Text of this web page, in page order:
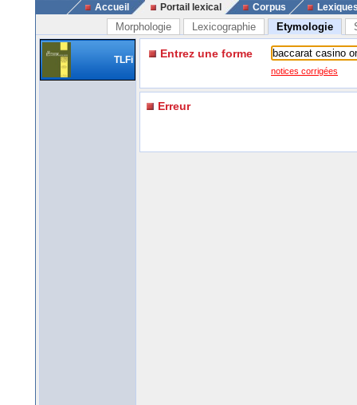
Accueil Portail lexical Corpus
Morphologie Lexicographie Etymologie
TLFi Entrez une forme
notices corrigées
Erreur